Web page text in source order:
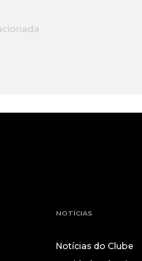
NOTÍCIAS
Notícias do Clube